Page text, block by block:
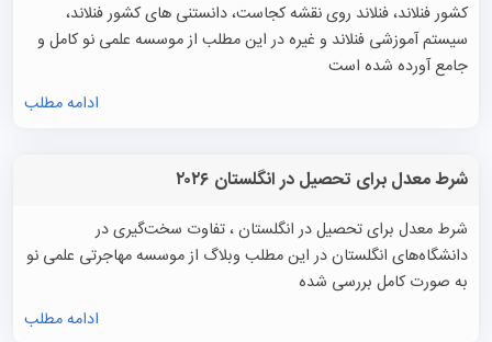
کشور فنلاند، فنلاند روی نقشه کجاست، دانستنی های کشور فنلاند،
سیستم آموزشی فنلاند و غیره در این مطلب از موسسه علمی نو کامل و
جامع آورده شده است
ادامه مطلب
شرط معدل برای تحصیل در انگلستان ۲۰۲۶
شرط معدل برای تحصیل در انگلستان ، تفاوت سخت‌گیری در
دانشگاه‌های انگلستان در این مطلب وبلاگ از موسسه مهاجرتی علمی نو
به صورت کامل بررسی شده
ادامه مطلب